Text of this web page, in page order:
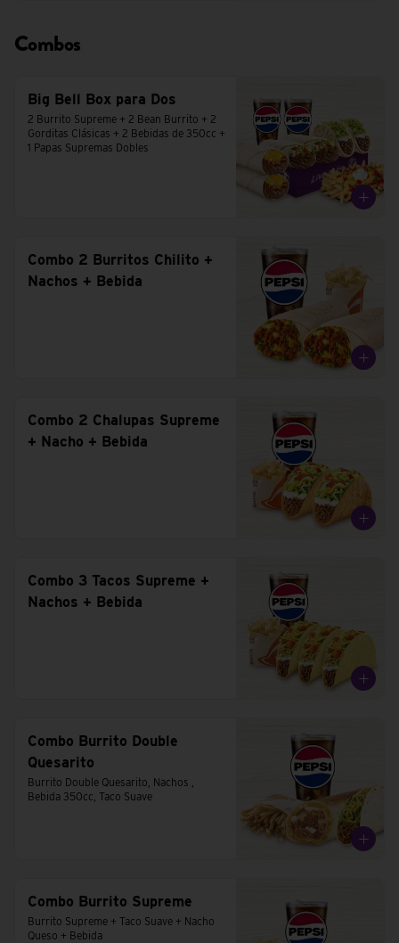
Combos
Big Bell Box para Dos
2 Burrito Supreme + 2 Bean Burrito + 2
Gorditas Clásicas + 2 Bebidas de 350cc +
1 Papas Supremas Dobles
Combo 2 Burritos Chilito +
Nachos + Bebida
Combo 2 Chalupas Supreme
+ Nacho + Bebida
Combo 3 Tacos Supreme +
Nachos + Bebida
Combo Burrito Double
Quesarito
Burrito Double Quesarito, Nachos ,
Bebida 350cc, Taco Suave
Combo Burrito Supreme
Burrito Supreme + Taco Suave + Nacho
Queso + Bebida